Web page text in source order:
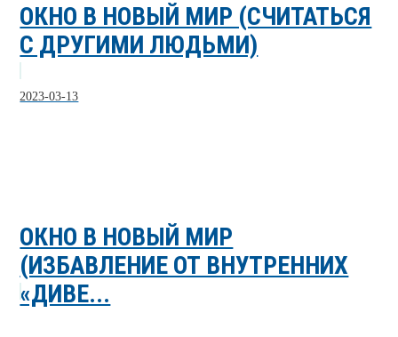
ОКНО В НОВЫЙ МИР (СЧИТАТЬСЯ
С ДРУГИМИ ЛЮДЬМИ)
2023-03-13
ОКНО В НОВЫЙ МИР
(ИЗБАВЛЕНИЕ ОТ ВНУТРЕННИХ
«ДИВЕ...